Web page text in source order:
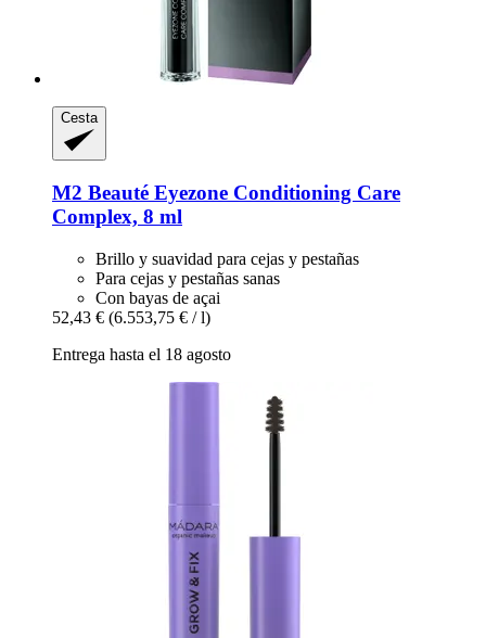
Cesta
M2 Beauté Eyezone Conditioning Care
Complex, 8 ml
Brillo y suavidad para cejas y pestañas
Para cejas y pestañas sanas
Con bayas de açai
52,43 € (6.553,75 € / l)
Entrega hasta el 18 agosto